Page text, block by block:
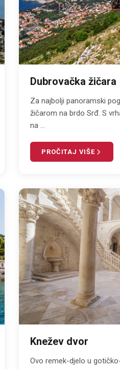
Dubrovačka žičara
Za najbolji panoramski
žičarom na brdo Srđ. S
na ...
PROČITAJ VIŠE
Knežev dvor
Ovo remek-djelo u